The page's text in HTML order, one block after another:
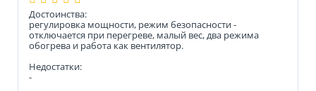
Достоинства:
регулировка мощности, режим безопасности -
отключается при перегреве, малый вес, два режима
обогрева и работа как вентилятор.
Недостатки:
-